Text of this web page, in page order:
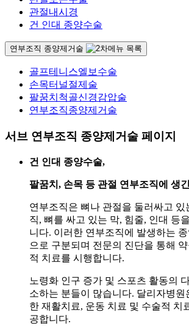
관절내시경
건 인대 종양수술
연부조직 종양제거술
골프테니스엘보수술
손목터널절제술
팔꿈치척골신경감압술
연부조직종양제거술
서브 연부조직 종양제거술 페이지
건 인대 종양수술,
팔꿈치, 손목 등 관절 연부조직에 생
연부조직은 뼈나 관절을 둘러싸고 있
직, 뼈를 싸고 있는 막, 힘줄, 인대 등
니다. 이러한 연부조직에 발생하는
으로 구분되며 전문의 진단을 통해
적 치료를 시행합니다.
노령화 인구 증가 및 스포츠 활동의
소하는 분들이 많습니다. 달리자병원
한 재활치료, 운동 치료 및 수술적 치
공합니다.